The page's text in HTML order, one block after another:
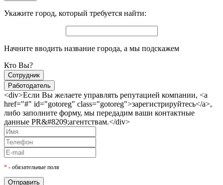
Укажите город, который требуется найти:
Начните вводить название города, а мы подскажем
Кто Вы?
Сотрудник
Работодатель
<div>Если Вы желаете управлять репутацией компании, <a
href="#" id="gotoreg" class="gotoreg">зарегистрируйтесь</a>,
либо заполните форму, мы передадим ваши контактные
данные PR&#8209;агентствам.</div>
* - обязательные поля